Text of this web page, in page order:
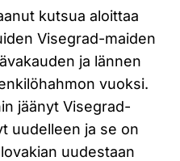
kutsua aloittaa
Visegrad-maiden
ja lännen
vuoksi.
jäänyt Visegrad-
uudelleen ja se on
uudestaan